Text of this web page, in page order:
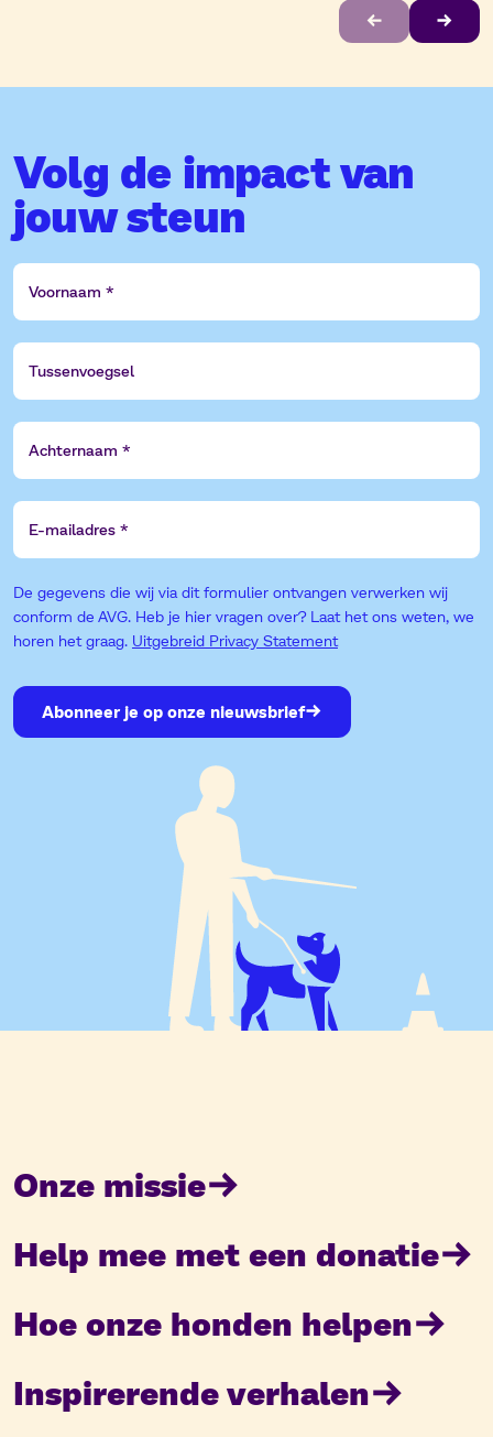
Volg de impact van
jouw steun
Voornaam
Tussenvoegsel
Achternaam
E-
mailadres
De gegevens die wij via dit formulier ontvangen verwerken wij
conform de AVG. Heb je hier vragen over? Laat het ons weten, we
horen het graag. Uitgebreid Privacy Statement
Abonneer je op onze nieuwsbrief
Onze missie
Help mee met een donatie
Hoe onze honden helpen
Inspirerende verhalen